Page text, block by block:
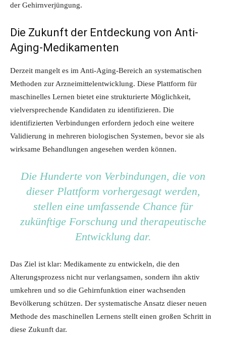
der Gehirnverjüngung.
Die Zukunft der Entdeckung von Anti-
Aging-Medikamenten
Derzeit mangelt es im Anti-Aging-Bereich an systematischen
Methoden zur Arzneimittelentwicklung. Diese Plattform für
maschinelles Lernen bietet eine strukturierte Möglichkeit,
vielversprechende Kandidaten zu identifizieren. Die
identifizierten Verbindungen erfordern jedoch eine weitere
Validierung in mehreren biologischen Systemen, bevor sie als
wirksame Behandlungen angesehen werden können.
Die Hunderte von Verbindungen, die von
dieser Plattform vorhergesagt werden,
stellen eine umfassende Chance für
zukünftige Forschung und therapeutische
Entwicklung dar.
Das Ziel ist klar: Medikamente zu entwickeln, die den
Alterungsprozess nicht nur verlangsamen, sondern ihn aktiv
umkehren und so die Gehirnfunktion einer wachsenden
Bevölkerung schützen. Der systematische Ansatz dieser neuen
Methode des maschinellen Lernens stellt einen großen Schritt in
diese Zukunft dar.